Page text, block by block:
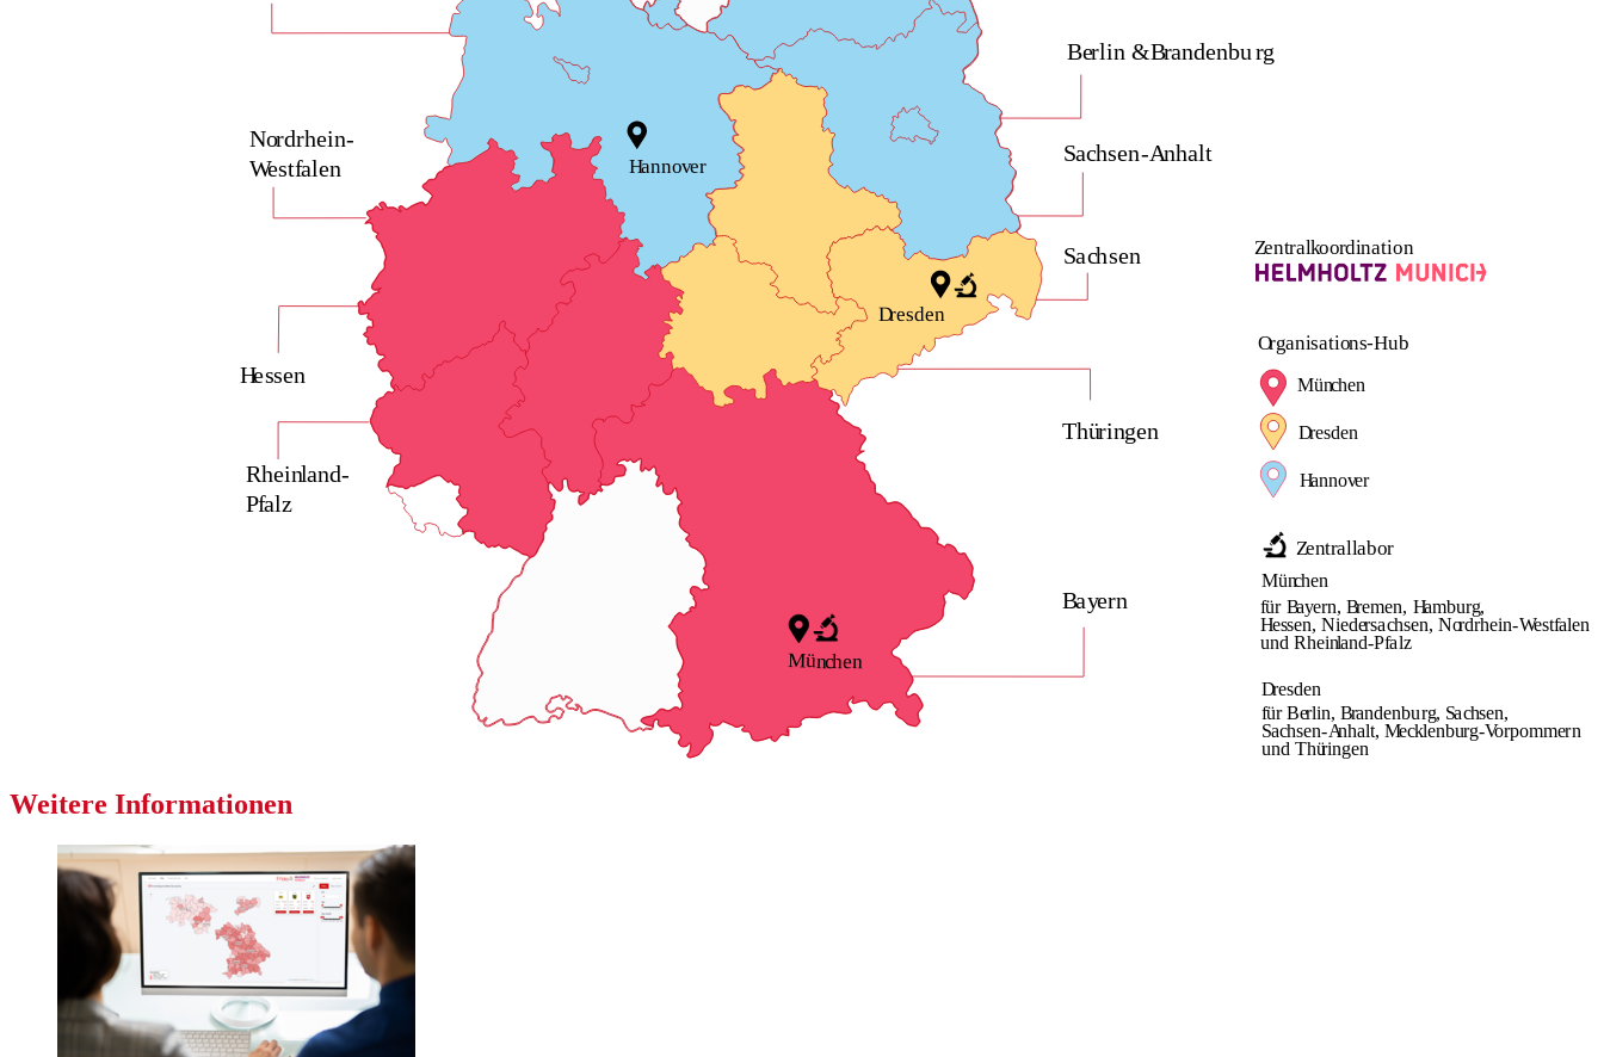
Hessen
Rheinland-
Pfalz
Sachsen
Bayern
Sachsen-Anhalt
Thüringen
Nordrhein-
Westfalen
Berlin &Brandenburg
Organisations-Hub
Dresden
Zentralkoordination
Zentrallabor
München
für Bayern, Bremen, Hamburg,
Hessen, Niedersachsen, Nordrhein-Westfalen
und Rheinland-Pfalz
für Berlin,Brandenburg, Sachsen,
Sachsen-Anhalt, Mecklenburg-Vorpommern
und Thüringen
Dresden
Hannover
München
München
Dresden
Hannover
Weitere Informationen